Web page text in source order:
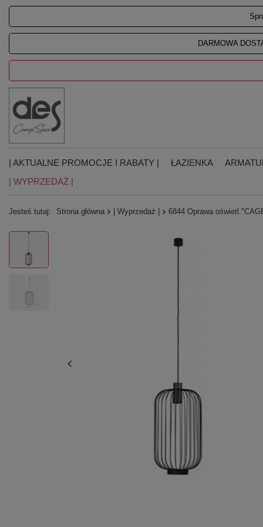
DARMOWA
| AKTUALNE PROMOCJE I RABATY | ŁAZIENKA
| WYPRZEDAŻ |
Jesteś tutaj: Strona główna | Wyprzedaż | 6844 Oprawa